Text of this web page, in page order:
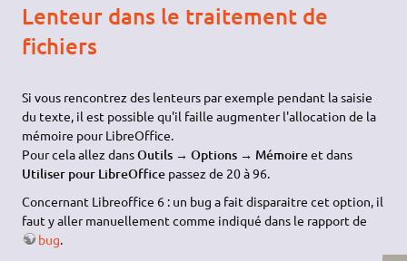
Lenteur dans le traitement de
fichiers
Si vous rencontrez des lenteurs par exemple pendant la saisie
du texte, il est possible qu'il faille augmenter l'allocation de la
mémoire pour LibreOffice.
Pour cela allez dansOutils → Options → Mémoireet dans
Utiliser pour LibreOffice passez de 20 à 96.
Concernant Libreoffice 6 : un bug a fait disparaitre cet option, il
faut y aller manuellement comme indiqué dans le rapport de
bug.